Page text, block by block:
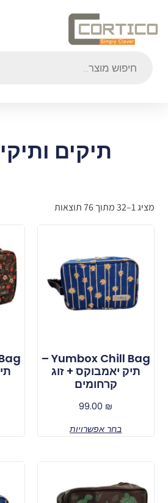
תיקים
מציג 1–32 מתוך 76 תוצאות
Yumbox Chill Bag –
תיק יאמבוקס + זוג
קרחומים
99.00 ₪
בחר אפשרויות